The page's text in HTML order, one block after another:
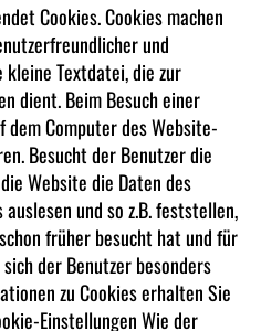
Cookies. Cookies machen
und
Textdatei, die zur
dient. Beim Besuch einer
Computer des Website-
Besucht der Benutzer die
Website die Daten des
und so z.B. feststellen,
früher besucht hat und für
der Benutzer besonders
zu Cookies erhalten Sie
Einstellungen Wie der